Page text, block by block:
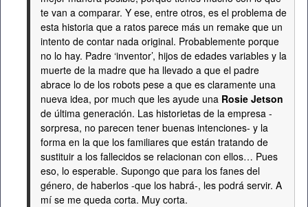
te van a comparar. Y ese, entre otros, es el problema de
esta historia que a ratos parece más un remake que un
intento de contar nada original. Probablemente porque
no lo hay. Padre ‘inventor’, hijos de edades variables y la
muerte de la madre que ha llevado a que el padre
abrace lo de los robots pese a que es claramente una
nueva idea, por much que les ayude una Rosie Jetson
de última generación. Las historietas de la empresa -
sorpresa, no parecen tener buenas intenciones- y la
forma en la que los familiares que están tratando de
sustituir a los fallecidos se relacionan con ellos… Pues
eso, lo esperable. Supongo que para los fanes del
género, de haberlos -que los habrá-, les podrá servir. A
mí se me queda corta. Muy corta.